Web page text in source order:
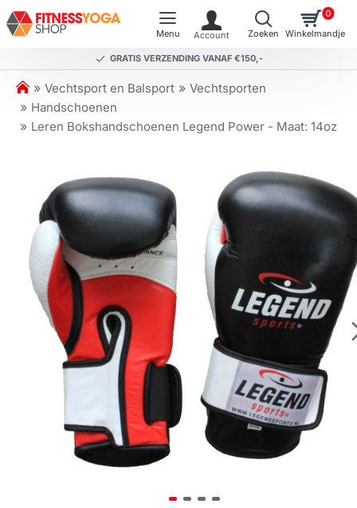
GRATIS VERZENDING VANAF €150,-
0
h
o
m
Vechtsport en Balsport
Vechtsporten
Handschoenen
Leren Bokshandschoenen Legend Power - Maat: 14oz